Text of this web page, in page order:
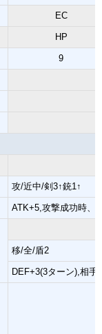
EC
HP
9
攻/近中/剣3↑銃1↑
ATK+5,攻撃成功時、
移/全/盾2
DEF+3(3ターン),相